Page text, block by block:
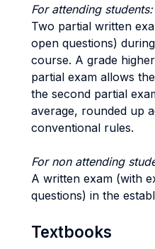
For attending students:
Two partial written
open questions)
course. A grade
partial exam allows
the second partial
average, rounded up
conventional rules.
For non attending
A written exam (with
questions) in the
Textbooks